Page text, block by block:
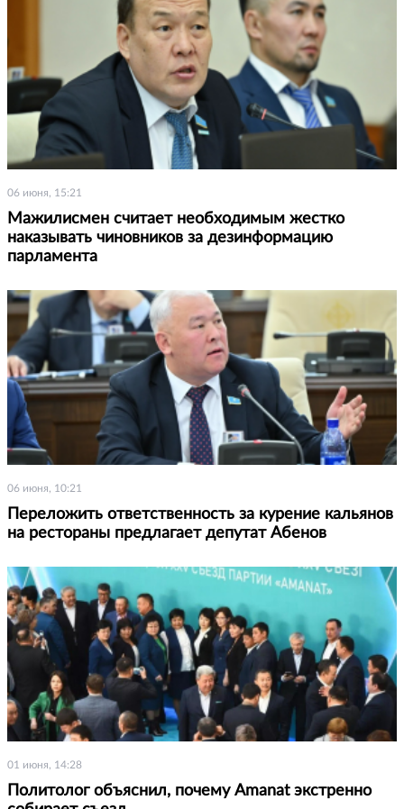
06 июня, 15:21
Мажилисмен считает необходимым жестко
наказывать чиновников за дезинформацию
парламента
06 июня, 10:21
Переложить ответственность за курение кальянов
на рестораны предлагает депутат Абенов
01 июня, 14:28
Политолог объяснил, почему Amanat экстренно